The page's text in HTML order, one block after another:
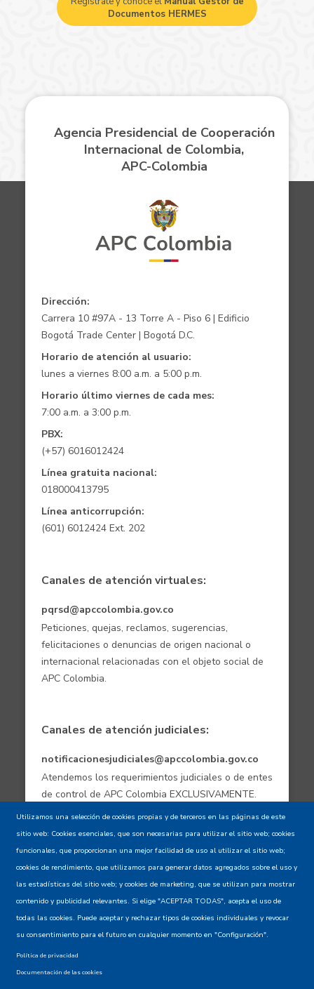
Documentos HERMES
Agencia Presidencial de Cooperación
Internacional de Colombia,
APC-Colombia
Dirección:
Carrera 10 #97A - 13 Torre A - Piso 6 | Edificio
Bogotá Trade Center | Bogotá D.C.
Horario de atención al usuario:
lunes a viernes 8:00 a.m. a 5:00 p.m.
Horario último viernes de cada mes:
7:00 a.m. a 3:00 p.m.
PBX:
(+57) 6016012424
Línea gratuita nacional:
018000413795
Línea anticorrupción:
(601) 6012424 Ext. 202
Canales de atención virtuales:
pqrsd@apccolombia.gov.co
Peticiones, quejas, reclamos, sugerencias,
felicitaciones o denuncias de origen nacional o
internacional relacionadas con el objeto social de
APC Colombia.
Canales de atención judiciales:
notificacionesjudiciales@apccolombia.gov.co
Atendemos los requerimientos judiciales o de entes
de control de APC Colombia EXCLUSIVAMENTE.
Aviso de confidencialidad - Política de
privacidad y Condiciones de uso
Mapa del Sitio XML
Utilizamos una selección de cookies propias y de terceros en las páginas de este
sitio web: Cookies esenciales, que son necesarias para utilizar el sitio web; cookies
funcionales, que proporcionan una mejor facilidad de uso al utilizar el sitio web;
cookies de rendimiento, que utilizamos para generar datos agregados sobre el uso y
las estadísticas del sitio web; y cookies de marketing, que se utilizan para mostrar
contenido y publicidad relevantes. Si elige "ACEPTAR TODAS", acepta el uso de
todas las cookies. Puede aceptar y rechazar tipos de cookies individuales y revocar
su consentimiento para el futuro en cualquier momento en "Configuración".
Política de privacidad
Documentación de las cookies